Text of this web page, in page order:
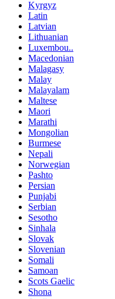
Kyrgyz
Latin
Latvian
Lithuanian
Luxembou..
Macedonian
Malagasy
Malay
Malayalam
Maltese
Maori
Marathi
Mongolian
Burmese
Nepali
Norwegian
Pashto
Persian
Punjabi
Serbian
Sesotho
Sinhala
Slovak
Slovenian
Somali
Samoan
Scots Gaelic
Shona